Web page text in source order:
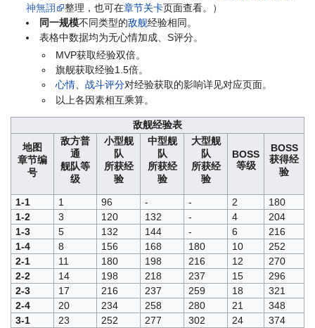
神無詡
整理，也可在章节关卡页面查看。）
同一规模不同类型的敌舰经验相同。
表格中数据均为无心情加成、S评分。
MVP获取经验双倍。
旗舰获取经验1.5倍。
心情、 战斗评分对经验获取的影响详见对应页面。
以上各因素相互乘算。
敌舰经验表
地图
章节编
号
敌方普
通
舰队等
级
小型舰
队
所获经
验
中型舰
队
所获经
验
大型舰
队
所获经
验
BOSS
等级
BOSS
获得经
验
1-1 1 96 - - 2
180
1-2
3 120 132 - 4
204
1-3
5 132 144 - 6
216
1-4
8 156 168 180 10
252
2-1
11 180 198 216 12
270
2-2
14 198 218 237 15
296
2-3
17 216 237 259 18
321
2-4
20 234 258 280 21
348
3-1
23 252 277 302 24 374